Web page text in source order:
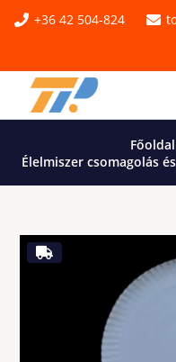
+36 42 504-824
Főoldal
Élelmiszer csomagolás